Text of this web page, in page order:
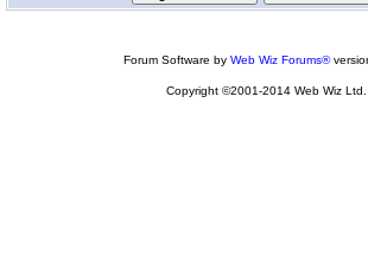
Forum Software by Web Wiz Forums®
Copyright ©2001-2014 Web Wiz Ltd.